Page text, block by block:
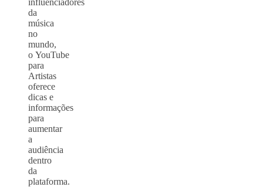
da
música
no
mundo,
o YouTube
para
Artistas
oferece
dicas e
informações
para
aumentar
a
audiência
dentro
da
plataforma.